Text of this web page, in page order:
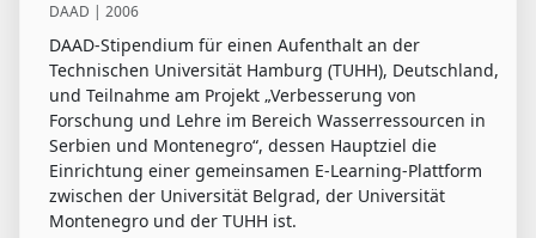
DAAD | 2006
DAAD-Stipendium für einen Aufenthalt an der
Technischen Universität Hamburg (TUHH), Deutschland,
und Teilnahme am Projekt „Verbesserung von
Forschung und Lehre im Bereich Wasserressourcen in
Serbien und Montenegro“, dessen Hauptziel die
Einrichtung einer gemeinsamen E-Learning-Plattform
zwischen der Universität Belgrad, der Universität
Montenegro und der TUHH ist.